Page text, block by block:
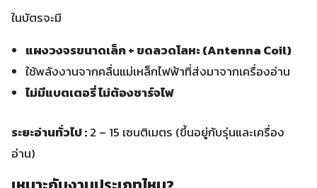
ในบัตรจะมี
แผงวงจรขนาดเล็ก + ขดลวดโลหะ (Antenna Coil)
ใช้พลังงานจากคลื่นแม่เหล็กไฟฟ้าที่ส่งมาจากเครื่องอ่าน
ไม่มีแบตเตอรี่ ไม่ต้องชาร์จไฟ
ระยะอ่านทั่วไป :2 – 15 เซนติเมตร (ขึ้นอยู่กับรุ่นและเครื่อง
อ่าน)